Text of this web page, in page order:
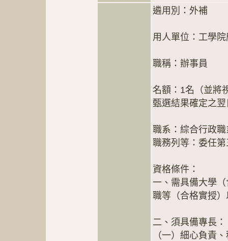
遴用別：外補
用人單位：工學
職稱：辦事員
名額：1名（並將
甄選結果確定之
職系：綜合行政職
職務列等：委任
資格條件：
一、需具備大學
職等（合格實授
二、須具備專長：
（一）細心負責